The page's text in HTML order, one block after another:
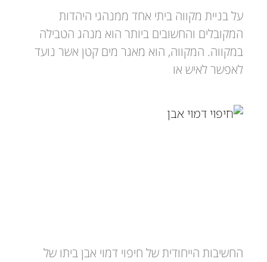
על בניית מקווה ביתי אחד ממנהגי היהדות
המקובלים והחשובים ביותר הוא מנהג הטבילה
במקווה. המקווה, הוא מאגר מים קטן אשר נועד
לאפשר לאיש או
החשיבות הייחודית של חיפוי דמוי אבן ביתו של